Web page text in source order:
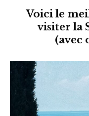
Voici le
visiter la
(avec